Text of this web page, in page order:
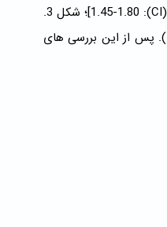
از COVID-19 در مقایسه با بیمارانی که به COVID-19 آلوده نشده بودند، 1.62 بود ([95% فاصله اطمینان (CI): 1.45-1.80]؛ شکل 3.
نمودارهای زنگوله ای تقویت شده و آزمون Egger (0.104 = p) سوگیری انتشار را مطرح نکردند (شکل 4). پس از این بررسی های